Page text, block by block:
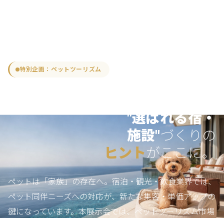
特別企画：ペットツーリズム
"選ばれる宿・
施設"づくりの
ヒントがここに。
ペットは「家族」の存在へ。宿泊・観光・飲食業界では、
ペット同伴ニーズへの対応が、新たな集客・単価アップの
鍵になっています。本展示会では、ペットツーリズム市場